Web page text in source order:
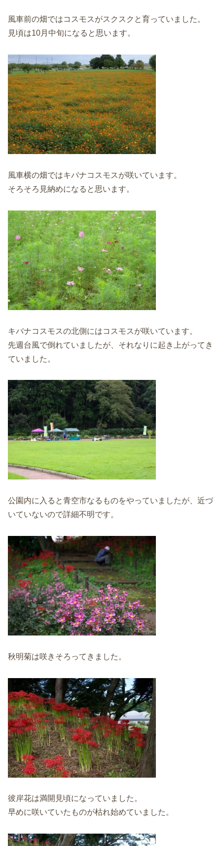
風車前の畑ではコスモスがスクスクと育っていました。
見頃は10月中旬になると思います。
風車横の畑ではキバナコスモスが咲いています。
そろそろ見納めになると思います。
キバナコスモスの北側にはコスモスが咲いています。
先週台風で倒れていましたが、それなりに起き上がってき
ていました。
公園内に入ると青空市なるものをやっていましたが、近づ
いていないので詳細不明です。
秋明菊は咲きそろってきました。
彼岸花は満開見頃になっていました。
早めに咲いていたものが枯れ始めていました。